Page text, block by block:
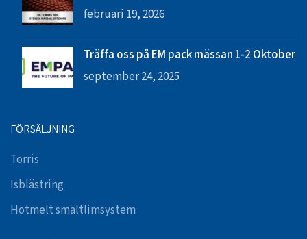
februari 19, 2026
Träffa oss på EM pack mässan 1-2 Oktober
september 24, 2025
FÖRSÄLJNING
Torris
Isblästring
Hotmelt smältlimsystem